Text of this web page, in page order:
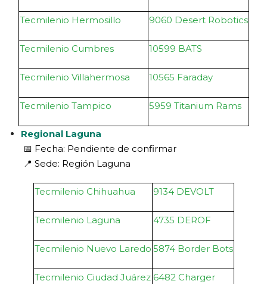
Tecmilenio Hermosillo 9060 Desert Robotics
Tecmilenio Cumbres 10599 BATS
Tecmilenio Villahermosa 10565 Faraday
Tecmilenio Tampico 5959 Titanium Rams
Regional Laguna
📅 Fecha: Pendiente de confirmar
📍 Sede: Región Laguna
Tecmilenio Chihuahua 9134 DEVOLT
Tecmilenio Laguna 4735 DEROF
Tecmilenio Nuevo Laredo 5874 Border Bots
Tecmilenio Ciudad Juárez 6482 Charger